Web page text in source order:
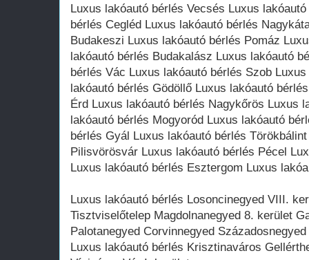
Luxus lakóautó bérlés Vecsés Luxus
bérlés Cegléd Luxus lakóautó bérlés
Budakeszi Luxus lakóautó bérlés Pomáz
lakóautó bérlés Budakalász Luxus lakóautó
bérlés Vác Luxus lakóautó bérlés Szob
lakóautó bérlés Gödöllő Luxus lakóautó
Érd Luxus lakóautó bérlés Nagykőrös Luxus
lakóautó bérlés Mogyoród Luxus lakóautó
bérlés Gyál Luxus lakóautó bérlés
Pilisvörösvár Luxus lakóautó bérlés Pécel
Luxus lakóautó bérlés Esztergom Luxus
Luxus lakóautó bérlés Losoncinegyed VIII.
Tisztviselőtelep Magdolnanegyed 8. kerület
Palotanegyed Corvinnegyed
Luxus lakóautó bérlés Krisztinaváros